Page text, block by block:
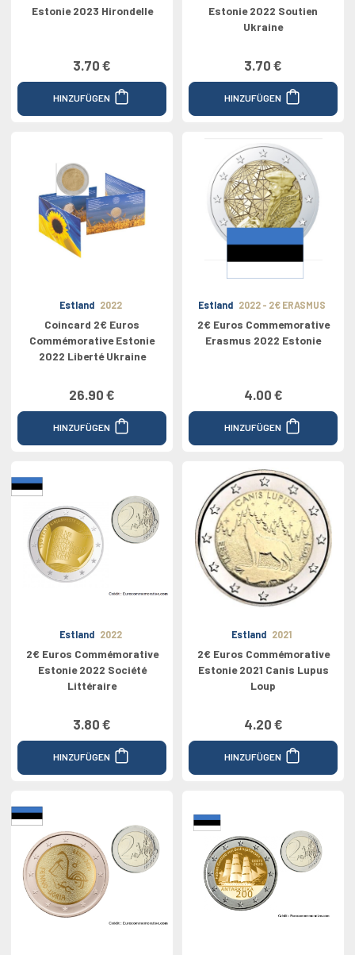
Estonie 2023 Hirondelle
3.70 €
HINZUFÜGEN
Estonie 2022 Soutien
Ukraine
3.70 €
HINZUFÜGEN
Estland 2022
Coincard 2€ Euros
Commémorative Estonie
2022 Liberté Ukraine
26.90 €
HINZUFÜGEN
Estland 2022 - 2€ ERASMUS
2€ Euros Commemorative
Erasmus 2022 Estonie
4.00 €
HINZUFÜGEN
Estland 2022
2€ Euros Commémorative
Estonie 2022 Société
Littéraire
3.80 €
HINZUFÜGEN
Estland 2021
2€ Euros Commémorative
Estonie 2021 Canis Lupus
Loup
4.20 €
HINZUFÜGEN